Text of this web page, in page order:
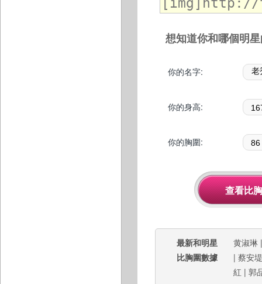
想知道你和哪個明
你的名字:
你的身高:
你的胸圍:
最新和明星
比胸圍數據
黄淑琳
| 蔡安堤
紅 | 郭